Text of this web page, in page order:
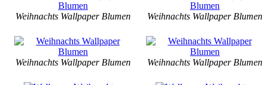
Weihnachts Wallpaper Blumen Weihnachts Wallpaper Blumen
Weihnachts Wallpaper Blumen Weihnachts Wallpaper Blumen